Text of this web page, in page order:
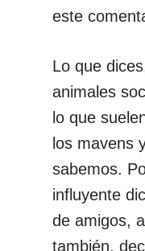
este
Lo que
animales
lo que
los mavens
sabemos.
influyente
de amigos,
también,